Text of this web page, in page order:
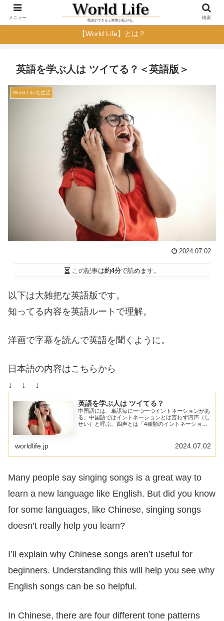
【World Life】とは？
英語を学ぶ人は ツイてる？＜英語版＞
World Lifeな生活
2024.07.02
この記事は約4分で読めます。
以下は大雑把な英語版です。
知ってる内容を英語ルートで理解。
洋画で字幕を読んで英語を聞くように。
日本語の内容はこちらから
↓ ↓ ↓
英語を学ぶ人は ツイてる？
中国語には、単語毎に一つ一つイントネーションがあ
る。中国語ではイントネーションとは言わず四声（し
せい）と呼ぶ。四声とは「4種類のイントネーション
worldlife.jp 2024.07.02
Many people say singing songs is a great way to
learn a new language like English. But did you know
for some languages, like Chinese, singing songs
doesn’t really help you learn?
I’ll explain why Chinese songs aren’t useful for
beginners. Understanding this will help you see why
English songs can be so helpful.
In Chinese, there are four different tone patterns
メニュー 検索